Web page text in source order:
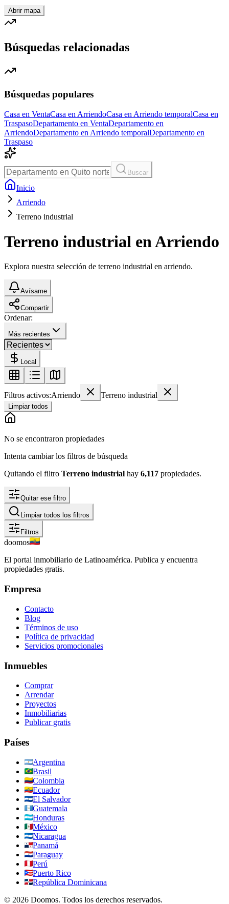
Abrir mapa
Búsquedas relacionadas
Búsquedas populares
Casa en VentaCasa en ArriendoCasa en Arriendo temporalCasa en
TraspasoDepartamento en VentaDepartamento en
ArriendoDepartamento en Arriendo temporalDepartamento en
Traspaso
Buscar
Inicio
Arriendo
Terreno industrial
Terreno industrial en Arriendo
Explora nuestra selección de terreno industrial en arriendo.
Avísame
Compartir
Ordenar:
Más recientes
Local
Filtros activos:Arriendo Terreno industrial
Limpiar todos
No se encontraron propiedades
Intenta cambiar los filtros de búsqueda
Quitando el filtro Terreno industrial hay 6,117 propiedades.
Quitar ese filtro
Limpiar todos los filtros
Filtros
doomos
El portal inmobiliario de Latinoamérica. Publica y encuentra
propiedades gratis.
Empresa
Contacto
Blog
Términos de uso
Política de privacidad
Servicios promocionales
Inmuebles
Comprar
Arrendar
Proyectos
Inmobiliarias
Publicar gratis
Países
Argentina
Brasil
Colombia
Ecuador
El Salvador
Guatemala
Honduras
México
Nicaragua
Panamá
Paraguay
Perú
Puerto Rico
República Dominicana
© 2026 Doomos. Todos los derechos reservados.